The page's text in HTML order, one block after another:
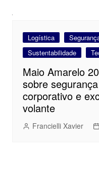
Logística
Sustentabilidade
Maio Amarelo
sobre
corporativo e
volante
Francielli Xavier